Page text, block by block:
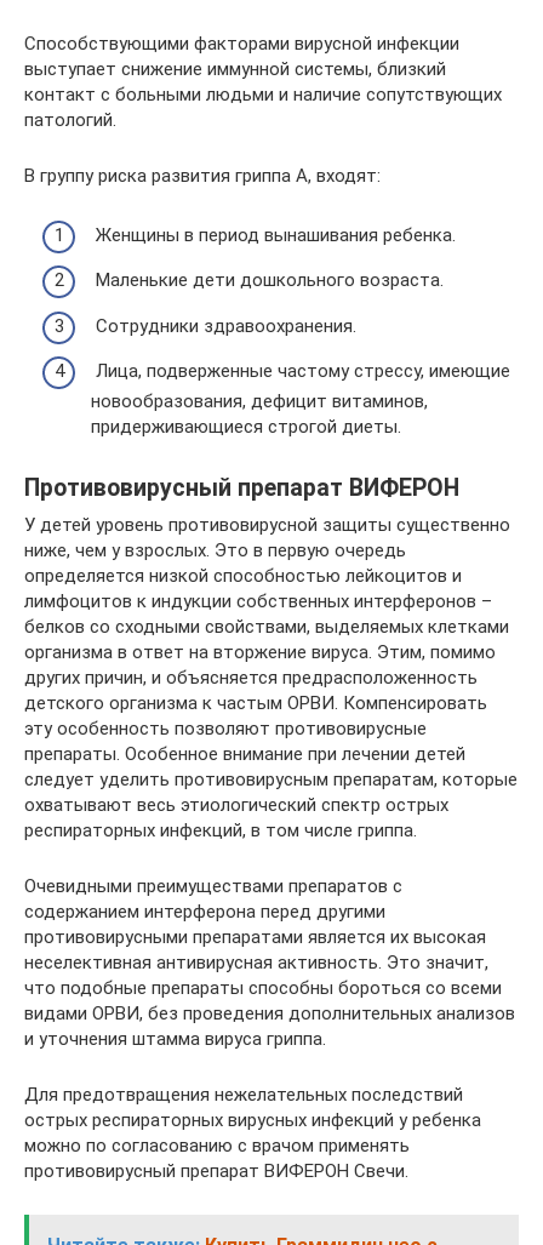
Способствующими факторами вирусной инфекции
выступает снижение иммунной системы, близкий
контакт с больными людьми и наличие сопутствующих
патологий.
В группу риска развития гриппа А, входят:
Женщины в период вынашивания ребенка.
Маленькие дети дошкольного возраста.
Сотрудники здравоохранения.
Лица, подверженные частому стрессу, имеющие
новообразования, дефицит витаминов,
придерживающиеся строгой диеты.
Противовирусный препарат ВИФЕРОН
У детей уровень противовирусной защиты существенно
ниже, чем у взрослых. Это в первую очередь
определяется низкой способностью лейкоцитов и
лимфоцитов к индукции собственных интерферонов –
белков со сходными свойствами, выделяемых клетками
организма в ответ на вторжение вируса. Этим, помимо
других причин, и объясняется предрасположенность
детского организма к частым ОРВИ. Компенсировать
эту особенность позволяют противовирусные
препараты. Особенное внимание при лечении детей
следует уделить противовирусным препаратам, которые
охватывают весь этиологический спектр острых
респираторных инфекций, в том числе гриппа.
Очевидными преимуществами препаратов с
содержанием интерферона перед другими
противовирусными препаратами является их высокая
неселективная антивирусная активность. Это значит,
что подобные препараты способны бороться со всеми
видами ОРВИ, без проведения дополнительных анализов
и уточнения штамма вируса гриппа.
Для предотвращения нежелательных последствий
острых респираторных вирусных инфекций у ребенка
можно по согласованию с врачом применять
противовирусный препарат ВИФЕРОН Свечи.